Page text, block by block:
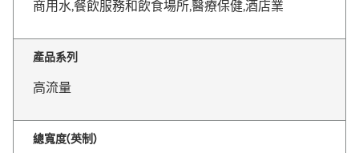
商用水,餐飲服務和飲食場所,醫療保健,酒店業
產品系列
高流量
總寬度(英制)